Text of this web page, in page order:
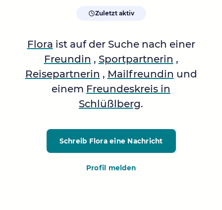
Zuletzt aktiv
Flora ist auf der Suche nach einer
Freundin , Sportpartnerin ,
Reisepartnerin , Mailfreundin und
einem Freundeskreis in
Schlüßlberg.
Schreib Floraeine Nachricht
Profil melden